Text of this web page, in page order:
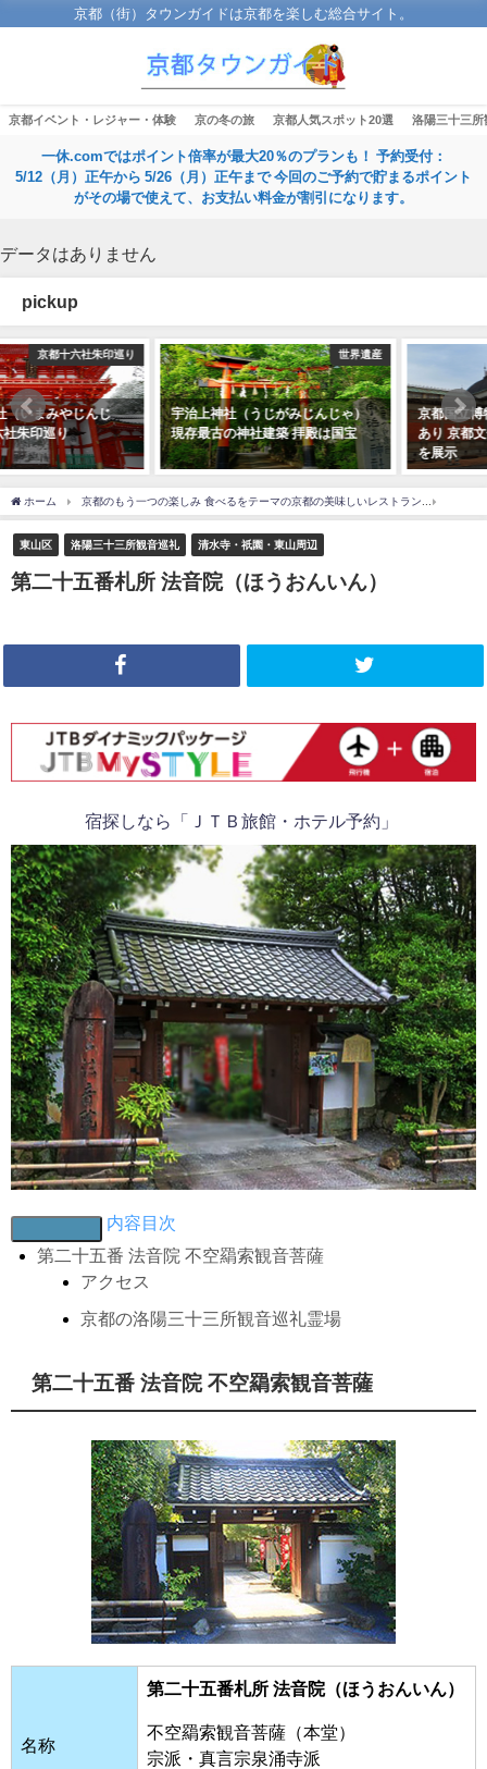
京都（街）タウンガイドは京都を楽しむ総合サイト。
京都イベント・レジャー・体験 京の冬の旅 京都人気スポット20選 洛陽三十三所
一休.comではポイント倍率が最大20％のプランも！ 予約受付：
5/12（月）正午から 5/26（月）正午まで 今回のご予約で貯まるポイント
がその場で使えて、お支払い料金が割引になります。
データはありません
pickup
世界遺産
宇治上神社（うじがみじんじゃ）
現存最古の神社建築 拝殿は国宝
京都国立博物館は京都市東山区に
あり 京都文化を中心とした文化財
を展示
ホーム 京都のもう一つの楽しみ 食べるをテーマの京都の美味しいレストラン
東山区 洛陽三十三所観音巡礼 清水寺・祇園・東山周辺
第二十五番札所 法音院（ほうおんいん）
宿探しなら「ＪＴＢ旅館・ホテル予約」
内容目次
第二十五番 法音院 不空羂索観音菩薩
アクセス
京都の洛陽三十三所観音巡礼霊場
第二十五番 法音院 不空羂索観音菩薩
名称
第二十五番札所 法音院（ほうおんいん）
不空羂索観音菩薩（本堂）
宗派・真言宗泉涌寺派